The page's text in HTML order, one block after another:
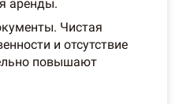
аренды.
Чистая
и отсутствие
повышают